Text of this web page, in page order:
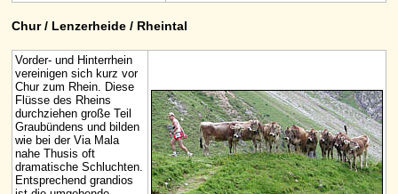
Chur / Lenzerheide / Rheintal
Vorder- und Hinterrhein
vereinigen sich kurz vor
Chur zum Rhein. Diese
Flüsse des Rheins
durchziehen große Teil
Graubündens und bilden
wie bei der Via Mala
nahe Thusis oft
dramatische Schluchten.
Entsprechend grandios